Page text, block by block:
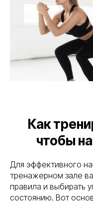
Как
чтобы
Для эффективного
тренажерном зале
правила и выбирать
состоянию. Вот